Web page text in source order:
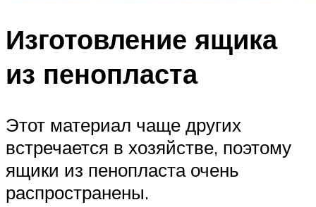
Изготовление ящика
из пенопласта
Этот материал чаще других
встречается в хозяйстве, поэтому
ящики из пенопласта очень
распространены.